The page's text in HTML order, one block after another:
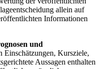
allein auf
Informationen
und
Einschätzungen, Kursziele,
Aussagen enthalten